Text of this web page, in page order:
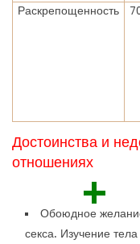
Раскрепощенность
Достоинства и
отношениях
+
Обоюдное
секса. Изучение тела